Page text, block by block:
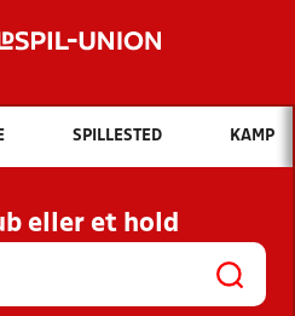
Hvad vil du søge efter?
INDHOLD OG NYHEDER
KLUBBER OG
SPILLESTED KAMP
eller et hold